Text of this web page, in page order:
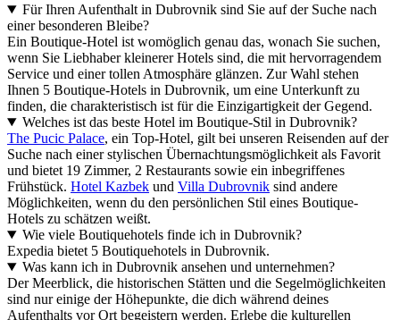
Für Ihren Aufenthalt in Dubrovnik sind Sie auf der Suche nach
einer besonderen Bleibe?
Ein Boutique-Hotel ist womöglich genau das, wonach Sie suchen,
wenn Sie Liebhaber kleinerer Hotels sind, die mit hervorragendem
Service und einer tollen Atmosphäre glänzen. Zur Wahl stehen
Ihnen 5 Boutique-Hotels in Dubrovnik, um eine Unterkunft zu
finden, die charakteristisch ist für die Einzigartigkeit der Gegend.
Welches ist das beste Hotel im Boutique-Stil in Dubrovnik?
The Pucic Palace, ein Top-Hotel, gilt bei unseren Reisenden auf der
Suche nach einer stylischen Übernachtungsmöglichkeit als Favorit
und bietet 19 Zimmer, 2 Restaurants sowie ein inbegriffenes
Frühstück. Hotel Kazbek und Villa Dubrovnik sind andere
Möglichkeiten, wenn du den persönlichen Stil eines Boutique-
Hotels zu schätzen weißt.
Wie viele Boutiquehotels finde ich in Dubrovnik?
Expedia bietet 5 Boutiquehotels in Dubrovnik.
Was kann ich in Dubrovnik ansehen und unternehmen?
Der Meerblick, die historischen Stätten und die Segelmöglichkeiten
sind nur einige der Höhepunkte, die dich während deines
Aufenthalts vor Ort begeistern werden. Erlebe die kulturellen